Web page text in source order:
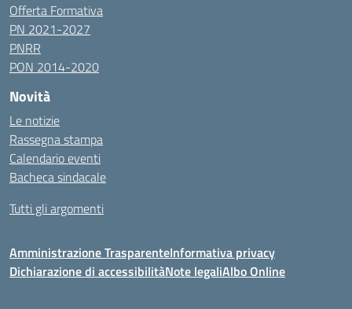
Offerta Formativa
PN 2021-2027
PNRR
PON 2014-2020
Novità
Le notizie
Rassegna stampa
Calendario eventi
Bacheca sindacale
Tutti gli argomenti
Amministrazione TrasparenteInformativa privacy
Dichiarazione di accessibilitàNote legaliAlbo Online